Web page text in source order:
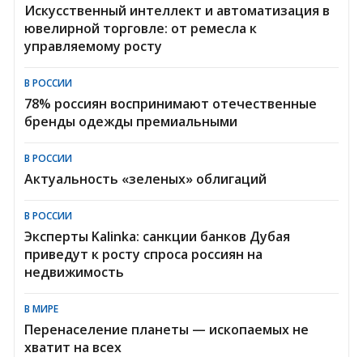
Искусственный интеллект и автоматизация в
ювелирной торговле: от ремесла к
управляемому росту
В РОССИИ
78% россиян воспринимают отечественные
бренды одежды премиальными
В РОССИИ
Актуальность «зеленых» облигаций
В РОССИИ
Эксперты Kalinka: санкции банков Дубая
приведут к росту спроса россиян на
недвижимость
В МИРЕ
Перенаселение планеты — ископаемых не
хватит на всех